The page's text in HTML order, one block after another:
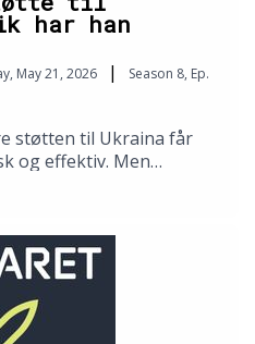
har han
May 21, 2026 | Season 8, Ep.
støtten til Ukraina får
og effektiv. Men
kommer dit den skal? Og
ikke går til
assisterende direktør i
Kvalvik, få svare på i